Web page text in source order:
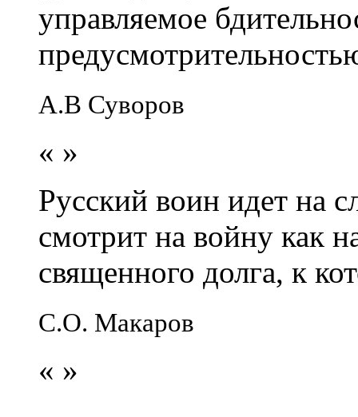
управляемое
А.В Суворов
« »
Русский воин идет на
смотрит на войну как
священного долга, к
С.О. Макаров
« »